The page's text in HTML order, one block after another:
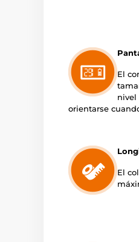
El
nivel
orientarse
El